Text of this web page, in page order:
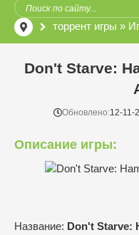
торрент игры »
Don't Starve:
Обновлено:12-11-
Описание игры:
Название: Don't Starve: